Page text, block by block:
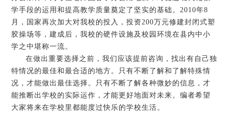
学手段的运用和提高教学质量奠定了坚实的基础。2010年8
月，国家再次加大对我校的投入，投资200万元修建封闭式塑
胶操场等，建成后，我校的硬件设施及校园环境在县内中小
学之中堪称一流。
在做出重要选择之前，我们应该提前咨询，找出有自己独
特情况的最佳和最合适的地方。只有不断了解和了解特殊情
况，才能做出最佳选择。只有不断了解各种微妙的信息，才
能推断出学校的实际运作，才能更好地面对未来。编者希望
大家将来在学校里都能度过快乐的学校生活。